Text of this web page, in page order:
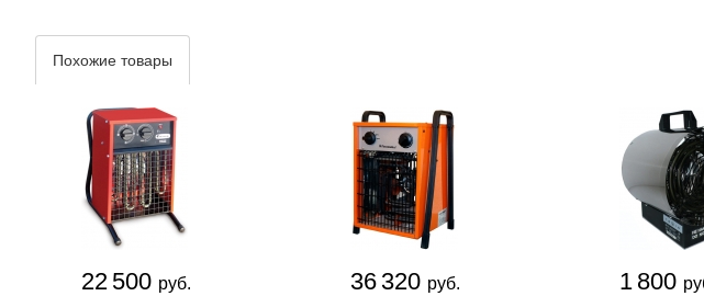
Похожие товары
22 500 руб. 36 320 руб. 1 800